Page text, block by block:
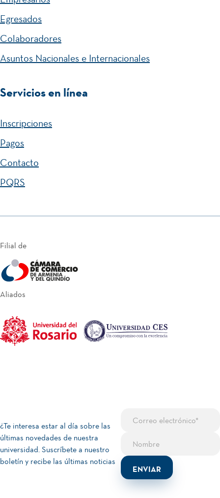
Egresados
Colaboradores
Asuntos Nacionales e Internacionales
Servicios en línea
Inscripciones
Pagos
Contacto
PQRS
Filial de
Aliados
¿Te interesa estar al día sobre las
últimas novedades de nuestra
universidad. Suscríbete a nuestro
boletín y recibe las últimas noticias